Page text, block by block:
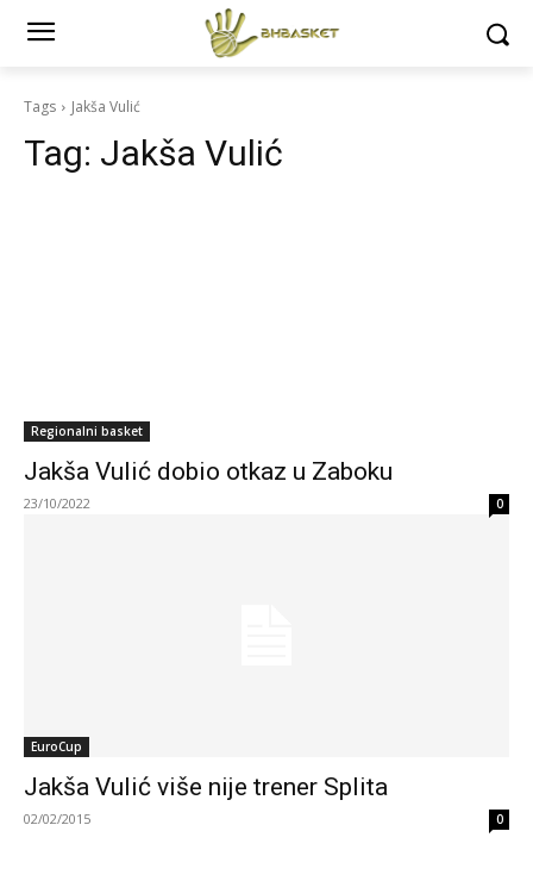
Tags Jakša Vulić
Tag: Jakša Vulić
Regionalni basket
Jakša Vulić dobio otkaz u Zaboku
23/10/2022 0
EuroCup
Jakša Vulić više nije trener Splita
02/02/2015 0